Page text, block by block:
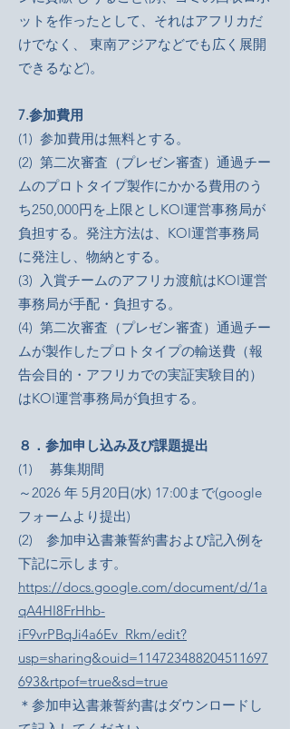
ットを作ったとして、それはアフリカだ
けでなく、 東南アジアなどでも広く展開
できるなど)。
7.参加費用
(1) 参加費用は無料とする。
(2) 第二次審査（プレゼン審査）通過チー
ムのプロトタイプ製作にかかる費用のう
ち250,000円を上限としKOI運営事務局が
負担する。発注方法は、KOI運営事務局
に発注し、物納とする。
(3) 入賞チームのアフリカ渡航はKOI運営
事務局が手配・負担する。
(4) 第二次審査（プレゼン審査）通過チー
ムが製作したプロトタイプの輸送費（報
告会目的・アフリカでの実証実験目的）
はKOI運営事務局が負担する。
８．参加申し込み及び課題提出
(1) 募集期間
～2026 年 5月20日(水) 17:00まで(google
フォームより提出)
(2) 参加申込書兼誓約書および記入例を
下記に示します。
https://docs.google.com/document/d/1a
qA4HI8FrHhb-
iF9vrPBqJi4a6Ev_Rkm/edit?
usp=sharing&ouid=114723488204511697
693&rtpof=true&sd=true
＊参加申込書兼誓約書はダウンロードし